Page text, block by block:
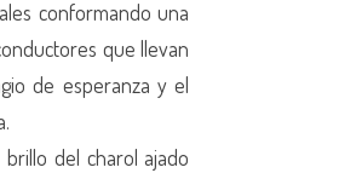
conformando una
que llevan
de esperanza y el
del charol ajado